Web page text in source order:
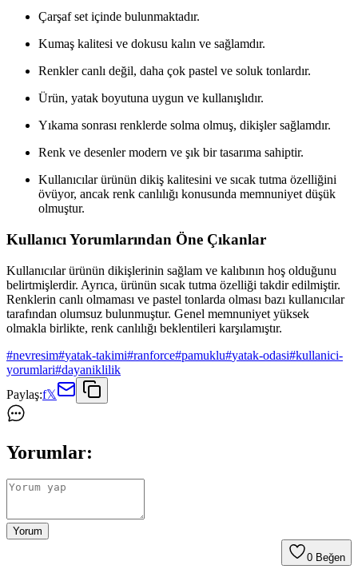
Çarşaf set içinde bulunmaktadır.
Kumaş kalitesi ve dokusu kalın ve sağlamdır.
Renkler canlı değil, daha çok pastel ve soluk tonlardır.
Ürün, yatak boyutuna uygun ve kullanışlıdır.
Yıkama sonrası renklerde solma olmuş, dikişler sağlamdır.
Renk ve desenler modern ve şık bir tasarıma sahiptir.
Kullanıcılar ürünün dikiş kalitesini ve sıcak tutma özelliğini
övüyor, ancak renk canlılığı konusunda memnuniyet düşük
olmuştur.
Kullanıcı Yorumlarından Öne Çıkanlar
Kullanıcılar ürünün dikişlerinin sağlam ve kalıbının hoş olduğunu
belirtmişlerdir. Ayrıca, ürünün sıcak tutma özelliği takdir edilmiştir.
Renklerin canlı olmaması ve pastel tonlarda olması bazı kullanıcılar
tarafından olumsuz bulunmuştur. Genel memnuniyet yüksek
olmakla birlikte, renk canlılığı beklentileri karşılamıştır.
#nevresim#yatak-takimi#ranforce#pamuklu#yatak-odasi#kullanici-
yorumlari#dayaniklilik
Paylaş:f𝕏
Yorumlar:
Yorum
0 Beğen